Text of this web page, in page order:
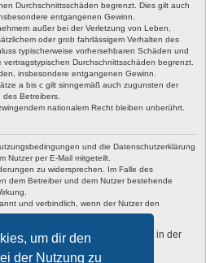
um dir den
der Nutzung zu
Durchschnittsschäden begrenzt. Dies gilt auch
entgangenen Gewinn.
außer bei der Verletzung von Leben,
oder grob fahrlässigem Verhalten des
typischerweise vorhersehbaren Schäden und
Durchschnittsschäden begrenzt.
insbesondere entgangenen Gewinn.
a bis c gilt sinngemäß auch zugunsten der
Betreibers.
nationalem Recht bleiben unberührt.
und die Datenschutzerklärung
Nutzer per E-Mail mitgeteilt.
zu widersprechen. Im Falle des
dem Betreiber und dem Nutzer bestehende
und verbindlich, wenn der Nutzer den
deinen persönlichen Daten sind in der